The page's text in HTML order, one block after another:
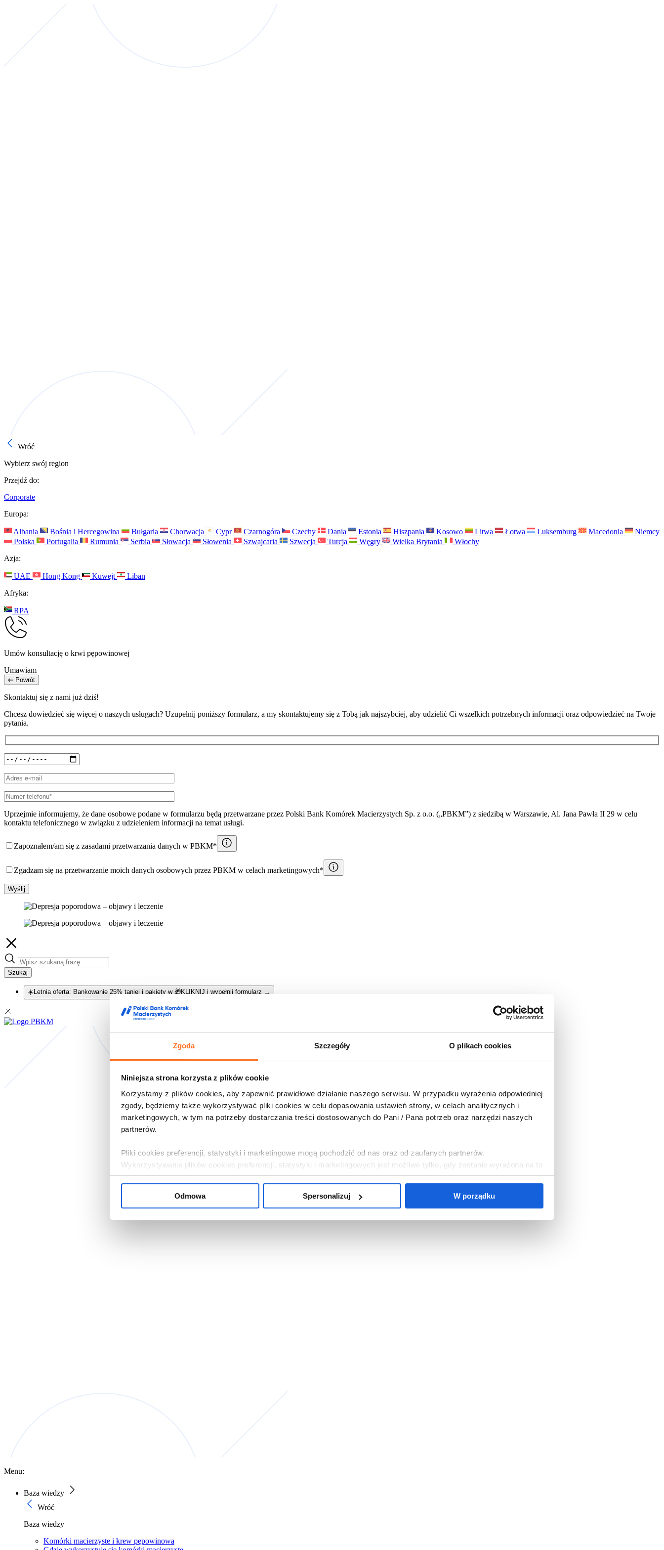
Zgoda Szczegóły O plikach cookies
Niniejsza strona korzysta z plików cookie
Korzystamy z plików cookies, aby zapewnić prawidłowe działanie naszego serwisu. W przypadku wyrażenia odpowiedniej
zgody, będziemy także wykorzystywać pliki cookies w celu dopasowania ustawień strony, w celach analitycznych i
marketingowych, w tym na potrzeby dostarczania treści dostosowanych do Pani / Pana potrzeb oraz narzędzi naszych
partnerów.
Pliki cookies preferencji, statystyki i marketingowe mogą pochodzić od nas oraz od zaufanych partnerów.
Wykorzystywanie plików cookies preferencji, statystyki i marketingowych jest możliwe tylko, gdy zostanie wyrażona na to
zgoda.
Jeżeli zgadza się Pani / Pan, abyśmy instalowali na Pani / Pana urządzeniu wszystkie pliki cookies, należy wybrać
Odmowa Spersonalizuj W porządku
Wróć
Wybierz swój region
Przejdź do:
Corporate
Europa:
Albania Bośnia i Hercegowina Bułgaria Chorwacja Cypr Czarnogóra Czechy Dania Estonia Hiszpania Kosowo Litwa Łotwa Luksemburg Macedonia
Niemcy
Polska
Portugalia Rumunia Serbia Słowacja Słowenia Szwajcaria Szwecja Turcja Węgry Wielka Brytania
Włochy
Azja:
UAE Hong Kong Kuwejt
Liban
Afryka:
RPA
Umów konsultację o krwi pępowinowej
Umawiam
Powrót
Skontaktuj się z nami już dziś!
Chcesz dowiedzieć się więcej o naszych usługach? Uzupełnij poniższy formularz, a my skontaktujemy się z Tobą jak najszybciej, aby udzielić Ci wszelkich potrzebnych informacji oraz odpowiedzieć na Twoje
pytania.
Uprzejmie informujemy, że dane osobowe podane w formularzu będą przetwarzane przez Polski Bank Komórek Macierzystych Sp. z o.o. („PBKM”) z siedzibą w Warszawie, Al. Jana Pawła II 29 w celu
kontaktu telefonicznego w związku z udzieleniem informacji na temat usługi.
Zapoznałem/am się z zasadami przetwarzania danych w PBKM*
Zgadzam się na przetwarzanie moich danych osobowych przez PBKM w celach marketingowych*
Wyślij
Szukaj
☀️Letnia oferta: Bankowanie 25% taniej i pakiety w 🎁KLIKNIJ i wypełnij formularz →
Menu:
Baza wiedzy
Wróć
Baza wiedzy
Komórki macierzyste i krew pępowinowa